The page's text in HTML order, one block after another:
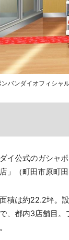
ンバンダイオフィシャ
イ公式のガシャポ
」（町田市原町
積は約22.2坪。
、都内3店舗目